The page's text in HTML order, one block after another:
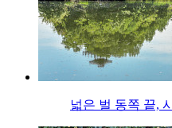
넓은 벌 동쪽 끝,